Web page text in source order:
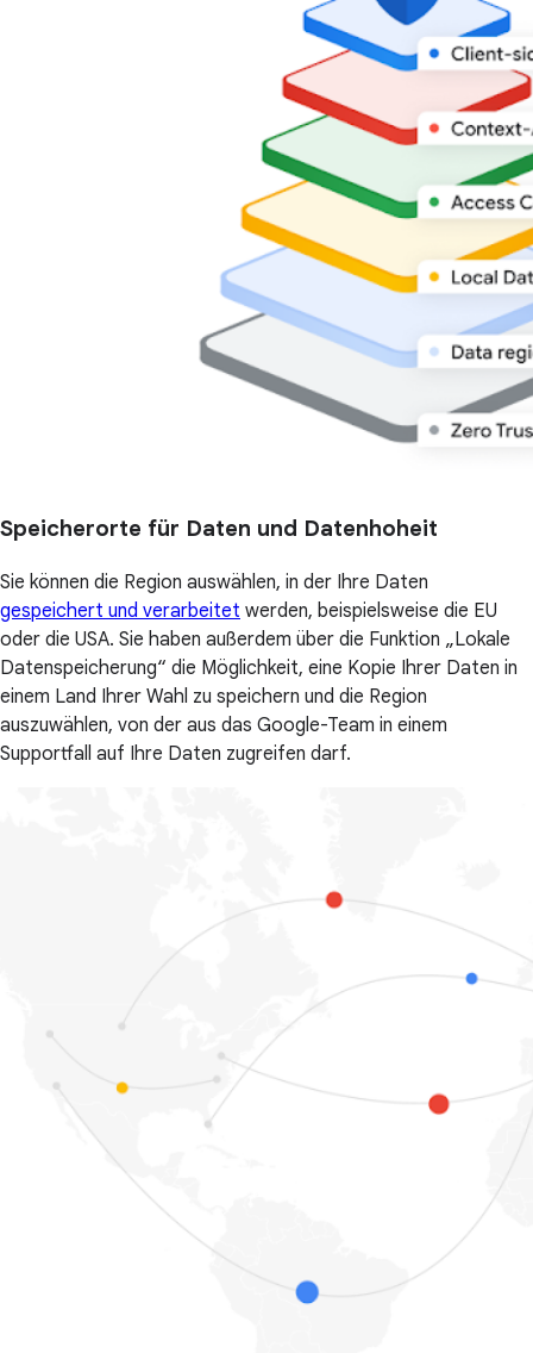
Speicherorte für Daten und Datenhoheit
Sie können die Region auswählen, in der Ihre Daten
gespeichert und verarbeitet werden, beispielsweise die EU
oder die USA. Sie haben außerdem über die Funktion „Lokale
Datenspeicherung“ die Möglichkeit, eine Kopie Ihrer Daten in
einem Land Ihrer Wahl zu speichern und die Region
auszuwählen, von der aus das Google-Team in einem
Supportfall auf Ihre Daten zugreifen darf.